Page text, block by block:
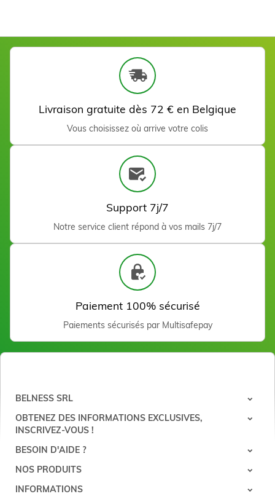
Lait post épilatoire Neutre
9,90 €
Ajouter
Huile post épilatoire Aloe
Lait nettoyant post
épilation Menthol 500 ml
Livraison gratuite dès 72 € en Belgique
Vous choisissez où arrive votre colis
Support 7j/7
Notre service client répond à vos mails 7j/7
Paiement 100% sécurisé
Paiements sécurisés par Multisafepay
BELNESS SRL
OBTENEZ DES INFORMATIONS EXCLUSIVES,
INSCRIVEZ-VOUS !
BESOIN D'AIDE ?
NOS PRODUITS
INFORMATIONS